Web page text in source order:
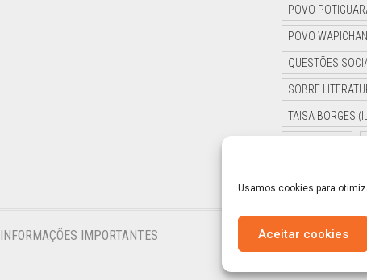
Usamos cookies para
Aceitar cookies
POVO
POVO
QUESTÕES
SOBRE
TAISA BORGES
INFORMAÇÕES IMPORTANTES